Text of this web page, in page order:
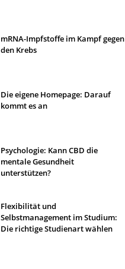
mRNA-Impfstoffe im Kampf gegen
den Krebs
Die eigene Homepage: Darauf
kommt es an
Psychologie: Kann CBD die
mentale Gesundheit
unterstützen?
Flexibilität und
Selbstmanagement im Studium:
Die richtige Studienart wählen